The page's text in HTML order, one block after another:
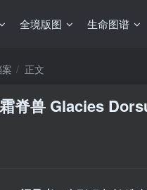
全境版图 生命图谱
正文
脊兽 Glacies